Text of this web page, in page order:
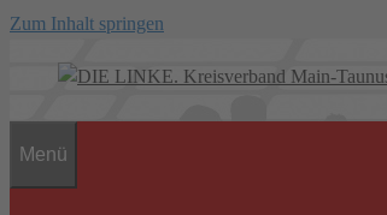
Zum Inhalt springen
Menü